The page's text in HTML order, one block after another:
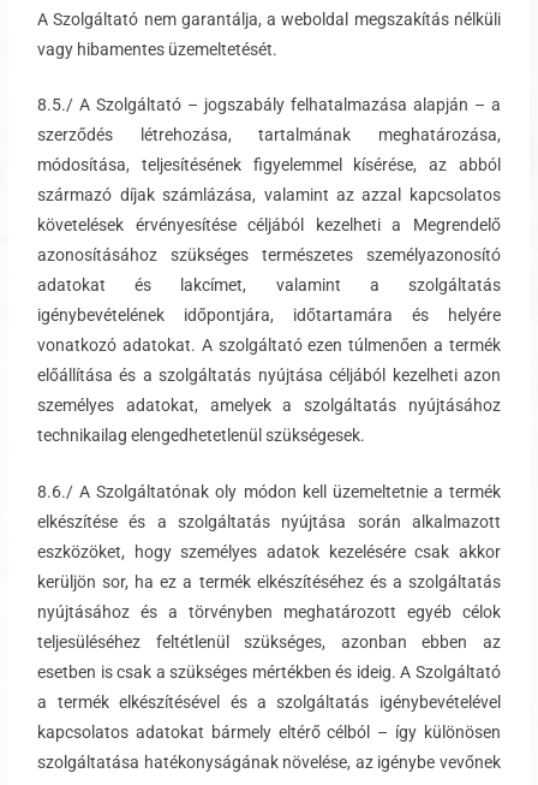
A Szolgáltató nem garantálja, a weboldal megszakítás nélküli
vagy hibamentes üzemeltetését.
8.5./ A Szolgáltató – jogszabály felhatalmazása alapján – a
szerződés létrehozása, tartalmának meghatározása,
módosítása, teljesítésének figyelemmel kísérése, az abból
származó díjak számlázása, valamint az azzal kapcsolatos
követelések érvényesítése céljából kezelheti a Megrendelő
azonosításához szükséges természetes személyazonosító
adatokat és lakcímet, valamint a szolgáltatás
igénybevételének időpontjára, időtartamára és helyére
vonatkozó adatokat. A szolgáltató ezen túlmenően a termék
előállítása és a szolgáltatás nyújtása céljából kezelheti azon
személyes adatokat, amelyek a szolgáltatás nyújtásához
technikailag elengedhetetlenül szükségesek.
8.6./ A Szolgáltatónak oly módon kell üzemeltetnie a termék
elkészítése és a szolgáltatás nyújtása során alkalmazott
eszközöket, hogy személyes adatok kezelésére csak akkor
kerüljön sor, ha ez a termék elkészítéséhez és a szolgáltatás
nyújtásához és a törvényben meghatározott egyéb célok
teljesüléséhez feltétlenül szükséges, azonban ebben az
esetben is csak a szükséges mértékben és ideig. A Szolgáltató
a termék elkészítésével és a szolgáltatás igénybevételével
kapcsolatos adatokat bármely eltérő célból – így különösen
szolgáltatása hatékonyságának növelése, az igénybe vevőnek